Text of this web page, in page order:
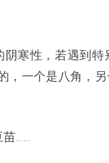
寒性，若遇到
，一个是八角，
苗……